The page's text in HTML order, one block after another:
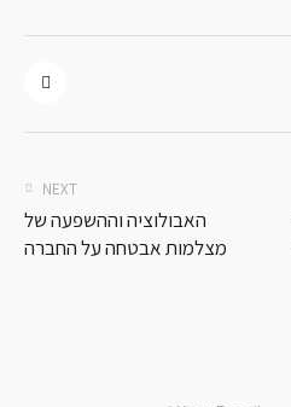
NEXT
האבולוציה וההשפעה של
מצלמות אבטחה על החברה